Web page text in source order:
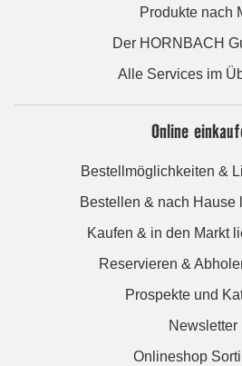
Produkte nach
Der HORNBACH
Alle Services im
Online
Bestellmöglichkeiten &
Bestellen & nach Hause
Kaufen & in den Markt
Reservieren &
Prospekte und
Newsletter
Onlineshop